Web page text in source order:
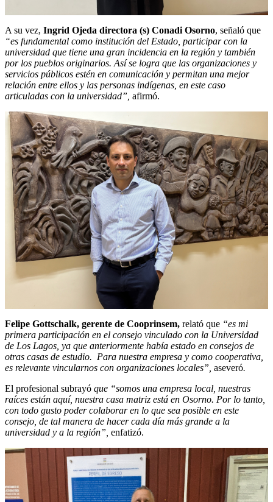
A su vez, Ingrid Ojeda directora (s) Conadi Osorno, señaló que
“es fundamental como institución del Estado, participar con la
universidad que tiene una gran incidencia en la región y también
por los pueblos originarios. Así se logra que las organizaciones y
servicios públicos estén en comunicación y permitan una mejor
relación entre ellos y las personas indígenas, en este caso
articuladas con la universidad”, afirmó.
Felipe Gottschalk, gerente de Cooprinsem, relató que “es mi
primera participación en el consejo vinculado con la Universidad
de Los Lagos, ya que anteriormente había estado en consejos de
otras casas de estudio. Para nuestra empresa y como cooperativa,
es relevante vincularnos con organizaciones locales”, aseveró.
El profesional subrayó que “somos una empresa local, nuestras
raíces están aquí, nuestra casa matriz está en Osorno. Por lo tanto,
con todo gusto poder colaborar en lo que sea posible en este
consejo, de tal manera de hacer cada día más grande a la
universidad y a la región”, enfatizó.